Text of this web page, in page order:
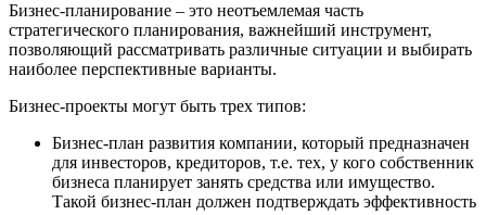
Бизнес-планирование – это неотъемлемая часть
стратегического планирования, важнейший инструмент,
позволяющий рассматривать различные ситуации и выбирать
наиболее перспективные варианты.
Бизнес-проекты могут быть трех типов:
Бизнес-план развития компании, который предназначен
для инвесторов, кредиторов, т.е. тех, у кого собственник
бизнеса планирует занять средства или имущество.
Такой бизнес-план должен подтверждать эффективность